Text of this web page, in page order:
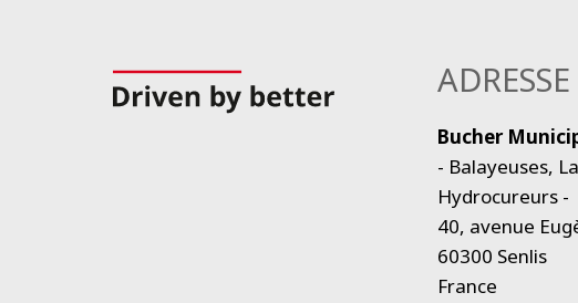
ADRESSE
Bucher
- Balayeuses,
Hydrocureurs -
40, avenue
60300 Senlis
France